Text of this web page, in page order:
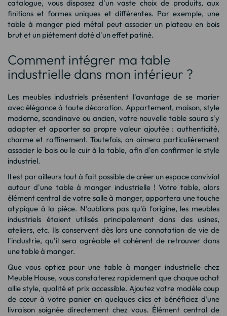
catalogue, vous disposez d'un vaste choix de produits, aux
finitions et formes uniques et différentes. Par exemple, une
table à manger pied métalpeut associer un plateau en bois
brut et un piétement doté d'un effet patiné.
Comment intégrer ma table
industrielle dans mon intérieur ?
Les meubles industriels présentent l'avantage de se marier
avec élégance à toute décoration. Appartement, maison, style
moderne, scandinave ou ancien, votre nouvelle table saura s'y
adapter et apporter sa propre valeur ajoutée : authenticité,
charme et raffinement. Toutefois, on aimera particulièrement
associer le bois ou le cuir à la table, afin d'en confirmer le style
industriel.
Il est par ailleurs tout à fait possible de créer un espace convivial
autour d'une table à manger industrielle ! Votre table, alors
élément central de votre salle à manger, apportera une touche
atypique à la pièce. N'oublions pas qu'à l'origine, les meubles
industriels étaient utilisés principalement dans des usines,
ateliers, etc. Ils conservent dès lors une connotation de vie de
l'industrie, qu'il sera agréable et cohérent de retrouver dans
une table à manger.
Que vous optiez pour une table à manger industrielle chez
Meuble House, vous constaterez rapidement que chaque achat
allie style, qualité et prix accessible. Ajoutez votre modèle coup
de cœur à votre panier en quelques clics et bénéficiez d’une
livraison soignée directement chez vous. Élément central de